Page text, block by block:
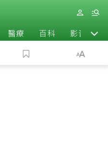
醫療 百科 影音